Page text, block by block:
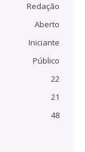
Redação
Aberto
Iniciante
Público
22
21
48